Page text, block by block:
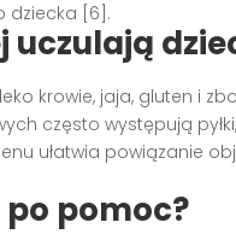
dziecka [6].
uczulają
krowie, jaja, gluten i
często występują
ułatwia powiązanie
po pomoc?